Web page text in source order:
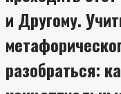
и Другому.
разобраться: